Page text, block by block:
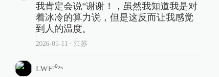
我肯定会说“谢谢！，虽然我知道我是对
着冰冷的算力说，但是这反而让我感觉
到人的温度。
2026-05-11 ∙ 江苏
LWF²⁰²⁵